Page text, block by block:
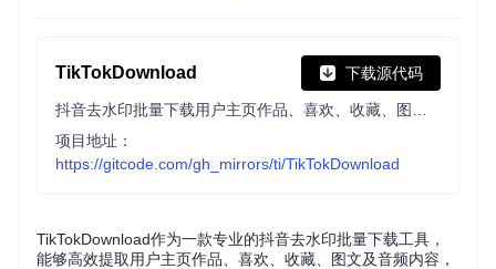
TikTokDownload 下载源代码
项目地址：
https://gitcode.com/gh_mirrors/ti/TikTokDownload
TikTokDownload作为一款专业的抖音去水印批量下载工具，
能够高效提取用户主页作品、喜欢、收藏、图文及音频内容，